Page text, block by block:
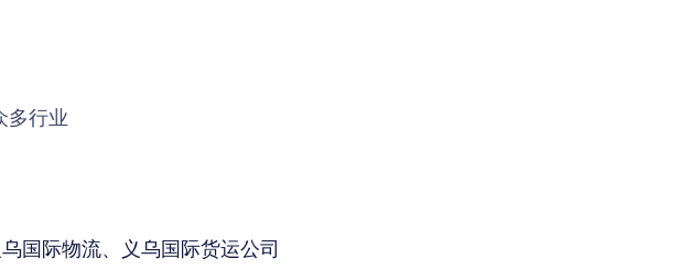
多行业
乌国际物流、义乌国际货运公司